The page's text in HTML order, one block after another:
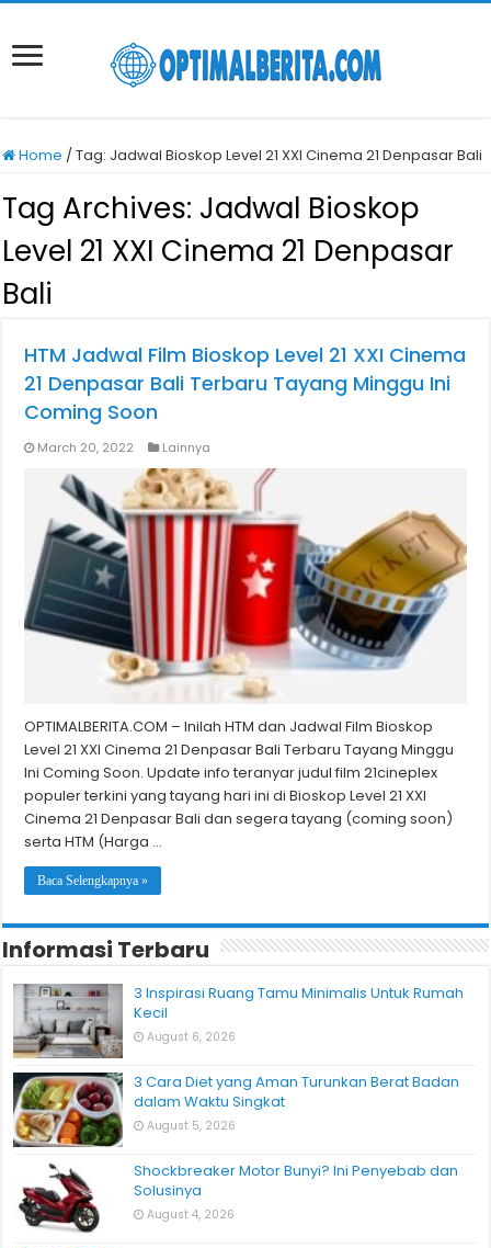
Home /Tag: Jadwal Bioskop Level 21 XXI Cinema 21 Denpasar Bali
Tag Archives: Jadwal Bioskop
Level 21 XXI Cinema 21 Denpasar
Bali
HTM Jadwal Film Bioskop Level 21 XXI Cinema
21 Denpasar Bali Terbaru Tayang Minggu Ini
Coming Soon
March 20, 2022 Lainnya
OPTIMALBERITA.COM – Inilah HTM dan Jadwal Film Bioskop
Level 21 XXI Cinema 21 Denpasar Bali Terbaru Tayang Minggu
Ini Coming Soon. Update info teranyar judul film 21cineplex
populer terkini yang tayang hari ini di Bioskop Level 21 XXI
Cinema 21 Denpasar Bali dan segera tayang (coming soon)
serta HTM (Harga …
Baca Selengkapnya »
Informasi Terbaru
3 Inspirasi Ruang Tamu Minimalis Untuk Rumah
Kecil
August 6, 2026
3 Cara Diet yang Aman Turunkan Berat Badan
dalam Waktu Singkat
August 5, 2026
Shockbreaker Motor Bunyi? Ini Penyebab dan
Solusinya
August 4, 2026